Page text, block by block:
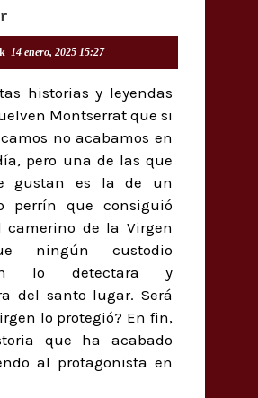
14 enero, 2025 15:27
historias y leyendas
Montserrat que si
no acabamos en
pero una de las que
gustan es la de un
perrín que consiguió
camerino de la Virgen
ningún custodio
lo detectara y
del santo lugar. Será
lo protegió? En fin,
que ha acabado
al protagonista en